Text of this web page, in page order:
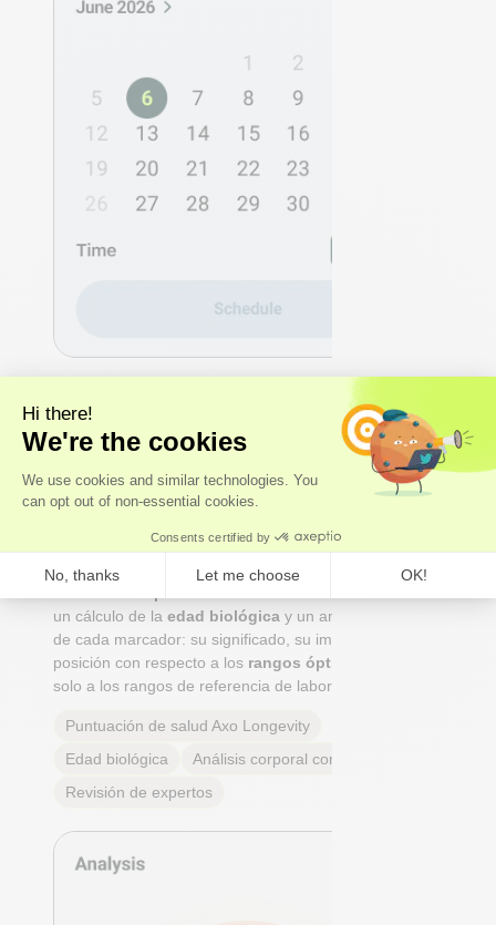
2 - DECODIFICA
Accede a tus insights de
salud
análisis integral del organismo que abarca los sistemas
cardiovascular, hormonal, metabólico e inmunitario.
un cálculo de laedad biológica y un análisis completo
de cada marcador: su significado, su importancia y tu
posición con respecto a los rangos óptimos reales
solo a los rangos de referencia de laboratorio.
Puntuación de salud Axo Longevity
Edad biológica
Análisis corporal completo
Revisión de expertos